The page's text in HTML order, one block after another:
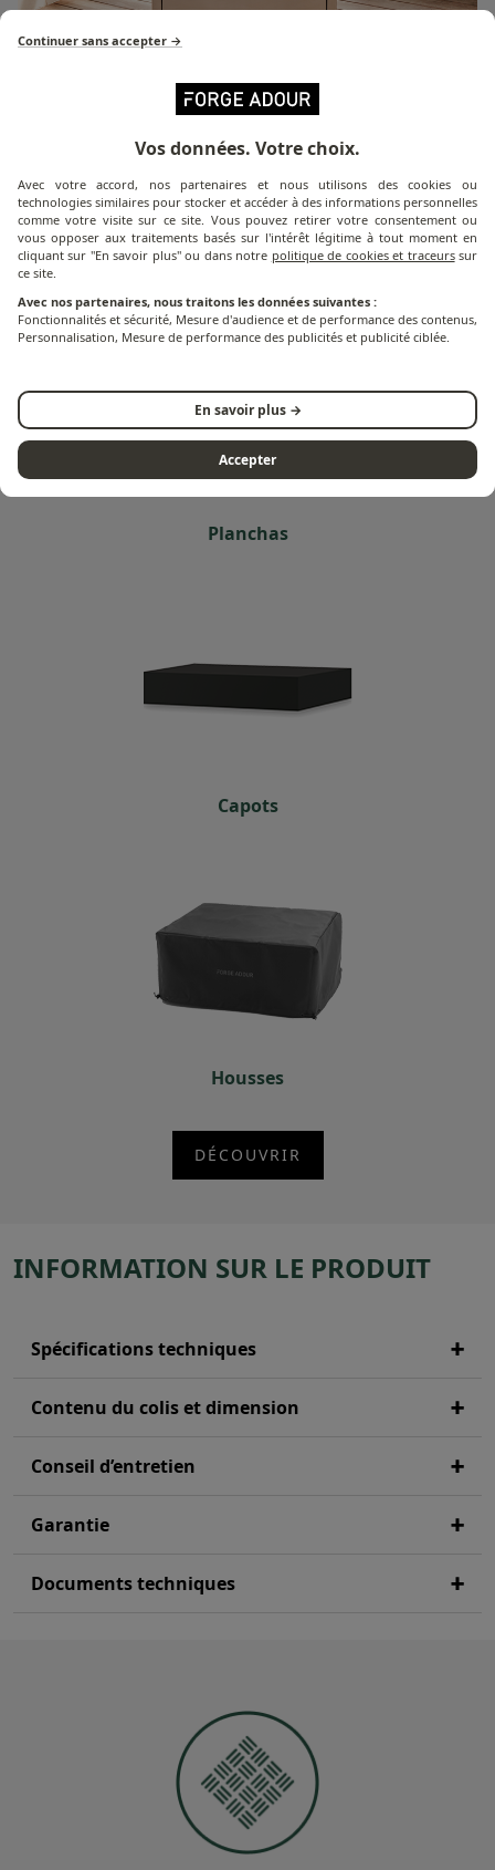
Série Modern
Découvrez tous les produits
de la série Modern
Planchas
Capots
Housses
DÉCOUVRIR
INFORMATION SUR LE PRODUIT
Spécifications techniques
Contenu du colis et dimension
Conseil d’entretien
Garantie
Documents techniques
Continuer sans accepter →
Vos données. Votre choix.
Avec votre accord, nos partenaires et nous utilisons des cookies ou
technologies similaires pour stocker et accéder à des informations personnelles
comme votre visite sur ce site. Vous pouvez retirer votre consentement ou
vous opposer aux traitements basés sur l'intérêt légitime à tout moment en
cliquant sur "En savoir plus" ou dans notre politique de cookies et traceurssur
ce site.
Avec nos partenaires, nous traitons les données suivantes :
Fonctionnalités et sécurité, Mesure d'audience et de performance des contenus,
Personnalisation, Mesure de performance des publicités et publicité ciblée.
En savoir plus →
Accepter